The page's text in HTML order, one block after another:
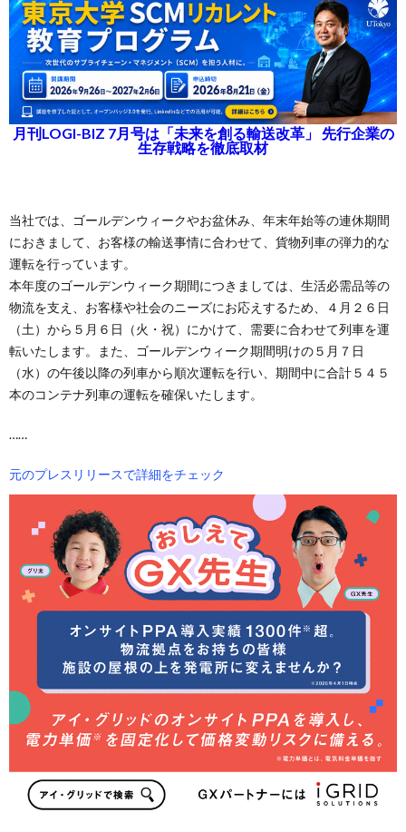
月刊LOGI-BIZ 7月号は「未来を創る輸送改革」 先行企業の
生存戦略を徹底取材
当社では、ゴールデンウィークやお盆休み、年末年始等の連休期間
におきまして、お客様の輸送事情に合わせて、貨物列車の弾力的な
運転を行っています。
本年度のゴールデンウィーク期間につきましては、生活必需品等の
物流を支え、お客様や社会のニーズにお応えするため、４月２６日
（土）から５月６日（火・祝）にかけて、需要に合わせて列車を運
転いたします。また、ゴールデンウィーク期間明けの５月７日
（水）の午後以降の列車から順次運転を行い、期間中に合計５４５
本のコンテナ列車の運転を確保いたします。
……
元のプレスリリースで詳細をチェック